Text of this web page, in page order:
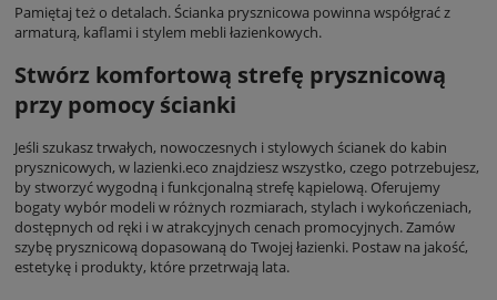
Pamiętaj też o detalach. Ścianka prysznicowa powinna współgrać z
armaturą, kaflami i stylem mebli łazienkowych.
Stwórz komfortową strefę prysznicową
przy pomocy ścianki
Jeśli szukasz trwałych, nowoczesnych i stylowych ścianek do kabin
prysznicowych, w lazienki.eco znajdziesz wszystko, czego potrzebujesz,
by stworzyć wygodną i funkcjonalną strefę kąpielową. Oferujemy
bogaty wybór modeli w różnych rozmiarach, stylach i wykończeniach,
dostępnych od ręki i w atrakcyjnych cenach promocyjnych. Zamów
szybę prysznicową dopasowaną do Twojej łazienki. Postaw na jakość,
estetykę i produkty, które przetrwają lata.